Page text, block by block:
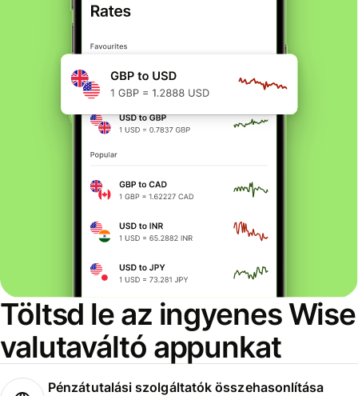
Töltsd le az ingyenes Wise
valutaváltó appunkat
Pénzátutalási szolgáltatók összehasonlítása